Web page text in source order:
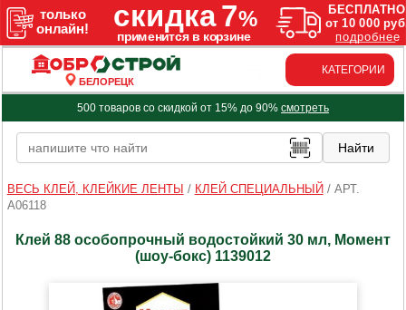
БЕЛОРЕЦК
КАТЕГОРИИ
500 товаров со скидкой от 15% до 90% смотреть
ВЕСЬ КЛЕЙ, КЛЕЙКИЕ ЛЕНТЫ / КЛЕЙ СПЕЦИАЛЬНЫЙ / АРТ.
A06118
Клей 88 особопрочный водостойкий 30 мл, Момент
(шоу-бокс) 1139012